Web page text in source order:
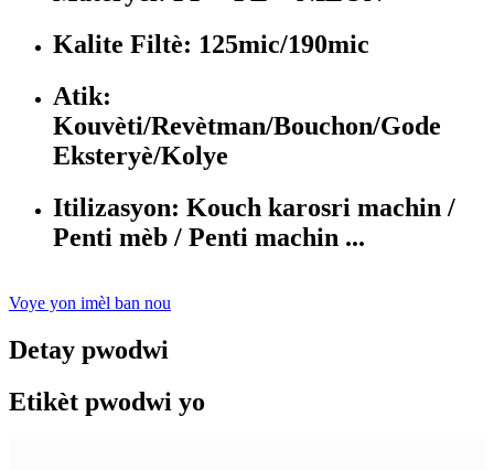
Kalite Filtè: 125mic/190mic
Atik:
Kouvèti/Revètman/Bouchon/Gode
Eksteryè/Kolye
Itilizasyon: Kouch karosri machin /
Penti mèb / Penti machin ...
Voye yon imèl ban nou
Detay pwodwi
Etikèt pwodwi yo